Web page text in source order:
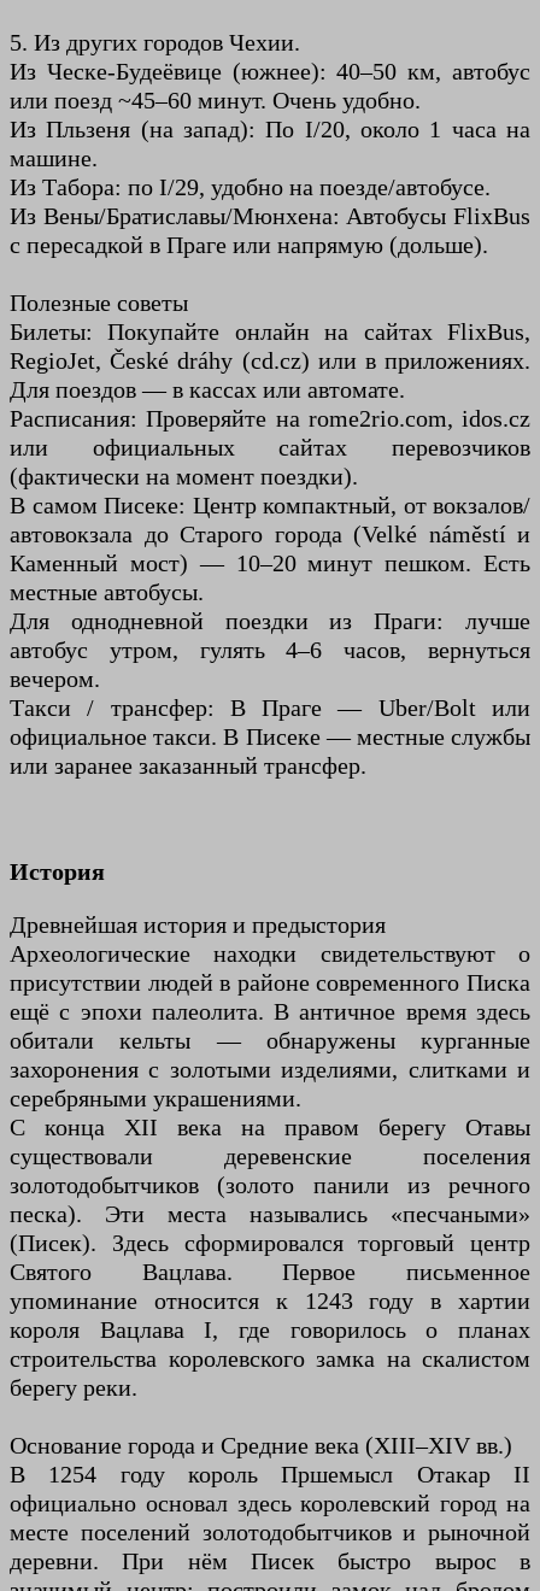
5. Из других городов Чехии.
Из Ческе-Будеёвице (южнее): 40–50 км, автобус
или поезд ~45–60 минут. Очень удобно.
Из Пльзеня (на запад): По I/20, около 1 часа на
машине.
Из Табора: по I/29, удобно на поезде/автобусе.
Из Вены/Братиславы/Мюнхена: Автобусы FlixBus
с пересадкой в ​​Праге или напрямую (дольше).
Полезные советы
Билеты: Покупайте онлайн на сайтах FlixBus,
RegioJet, České dráhy (cd.cz) или в приложениях.
Для поездов — в кассах или автомате.
Расписания: Проверяйте на rome2rio.com, idos.cz
или официальных сайтах перевозчиков
(фактически на момент поездки).
В самом Писеке: Центр компактный, от вокзалов/
автовокзала до Старого города (Velké náměstí и
Каменный мост) — 10–20 минут пешком. Есть
местные автобусы.
Для однодневной поездки из Праги: лучше
автобус утром, гулять 4–6 часов, вернуться
вечером.
Такси / трансфер: В Праге — Uber/Bolt или
официальное такси. В Писеке — местные службы
или заранее заказанный трансфер.
История
Древнейшая история и предыстория
Археологические находки свидетельствуют о
присутствии людей в районе современного Писка
ещё с эпохи палеолита. В античное время здесь
обитали кельты — обнаружены курганные
захоронения с золотыми изделиями, слитками и
серебряными украшениями.
С конца XII века на правом берегу Отавы
существовали деревенские поселения
золотодобытчиков (золото панили из речного
песка). Эти места назывались «песчаными»
(Писек). Здесь сформировался торговый центр
Святого Вацлава. Первое письменное
упоминание относится к 1243 году в хартии
короля Вацлава I, где говорилось о планах
строительства королевского замка на скалистом
берегу реки.
Основание города и Средние века (XIII–XIV вв.)
В 1254 году король Пршемысл Отакар II
официально основал здесь королевский город на
месте поселений золотодобытчиков и рыночной
деревни. При нём Писек быстро вырос в